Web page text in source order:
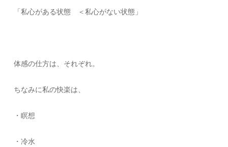
「私心がある状態 ＜私心がない状態」
体感の仕方は、それぞれ。
ちなみに私の快楽は、
・瞑想
・冷水